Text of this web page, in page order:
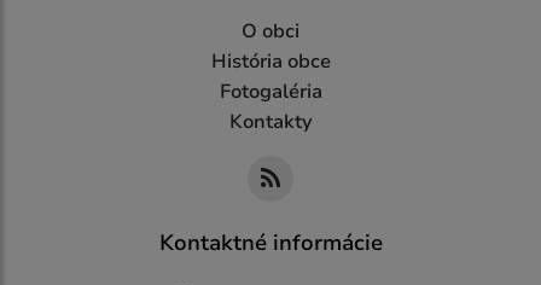
O obci
História obce
Fotogaléria
Kontakty
Kontaktné informácie